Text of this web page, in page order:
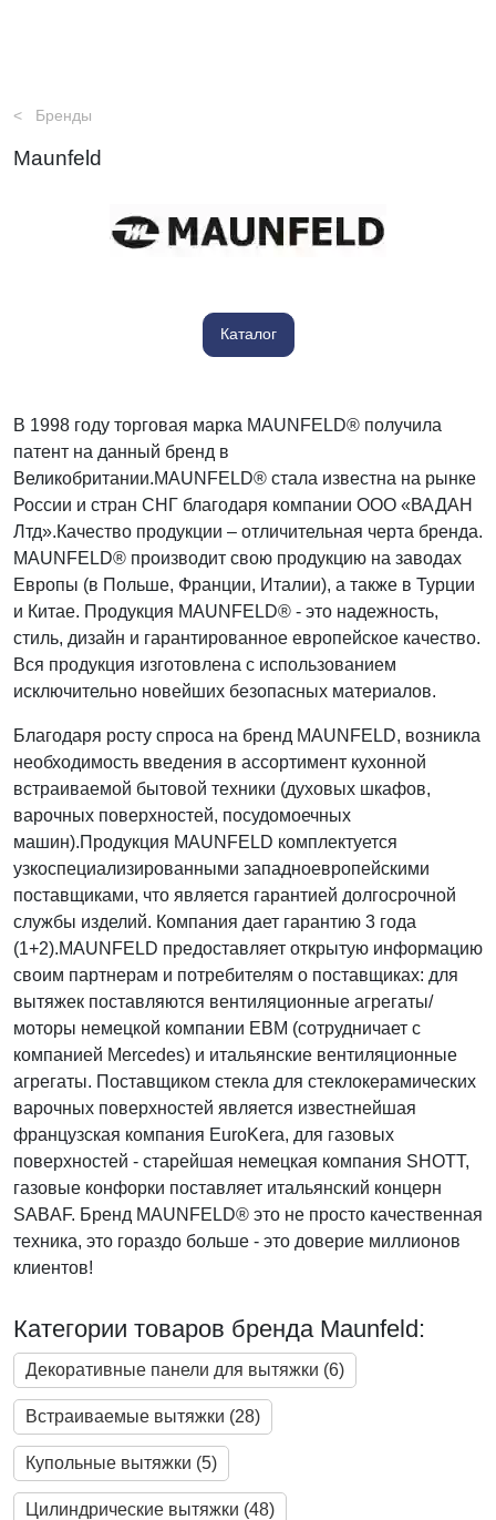
Бренды
Maunfeld
Каталог
В 1998 году торговая марка MAUNFELD® получила
патент на данный бренд в
Великобритании.MAUNFELD® стала известна на рынке
России и стран СНГ благодаря компании ООО «ВАДАН
Лтд».Качество продукции – отличительная черта бренда.
MAUNFELD® производит свою продукцию на заводах
Европы (в Польше, Франции, Италии), а также в Турции
и Китае. Продукция MAUNFELD® - это надежность,
стиль, дизайн и гарантированное европейское качество.
Вся продукция изготовлена с использованием
исключительно новейших безопасных материалов.
Благодаря росту спроса на бренд MAUNFELD, возникла
необходимость введения в ассортимент кухонной
встраиваемой бытовой техники (духовых шкафов,
варочных поверхностей, посудомоечных
машин).Продукция MAUNFELD комплектуется
узкоспециализированными западноевропейскими
поставщиками, что является гарантией долгосрочной
службы изделий. Компания дает гарантию 3 года
(1+2).MAUNFELD предоставляет открытую информацию
своим партнерам и потребителям о поставщиках: для
вытяжек поставляются вентиляционные агрегаты/
моторы немецкой компании EBM (сотрудничает с
компанией Mercedes) и итальянские вентиляционные
агрегаты. Поставщиком стекла для стеклокерамических
варочных поверхностей является известнейшая
французская компания EuroKera, для газовых
поверхностей - старейшая немецкая компания SHOTT,
газовые конфорки поставляет итальянский концерн
SABAF. Бренд MAUNFELD® это не просто качественная
техника, это гораздо больше - это доверие миллионов
клиентов!
Категории товаров бренда Maunfeld:
Декоративные панели для вытяжки (6)
Встраиваемые вытяжки (28)
Купольные вытяжки (5)
Цилиндрические вытяжки (48)